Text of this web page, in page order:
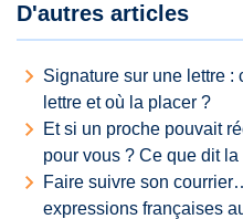
D'autres articles
Signature sur une lettre : comment bien signer une
lettre et où la placer ?
Et si un proche pouvait réceptionner vos recommandés
pour vous ? Ce que dit la
Faire suivre son courrier… ou ses émotions : les
expressions françaises